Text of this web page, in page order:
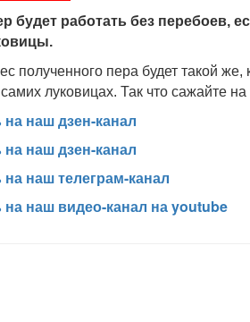
будет работать без перебоев,
полученного пера будет такой
луковицах. Так что сажайте на
наш дзен-канал
наш дзен-канал
наш телеграм-канал
наш видео-канал на youtube